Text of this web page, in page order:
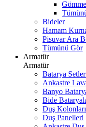
Bideler
Hamam
Pisuvar Ara
Tümünü Gör
Armatür
Armatür
Batarya
Ankastre
Banyo
Bide
Duş Kolonları
Duş Panelleri